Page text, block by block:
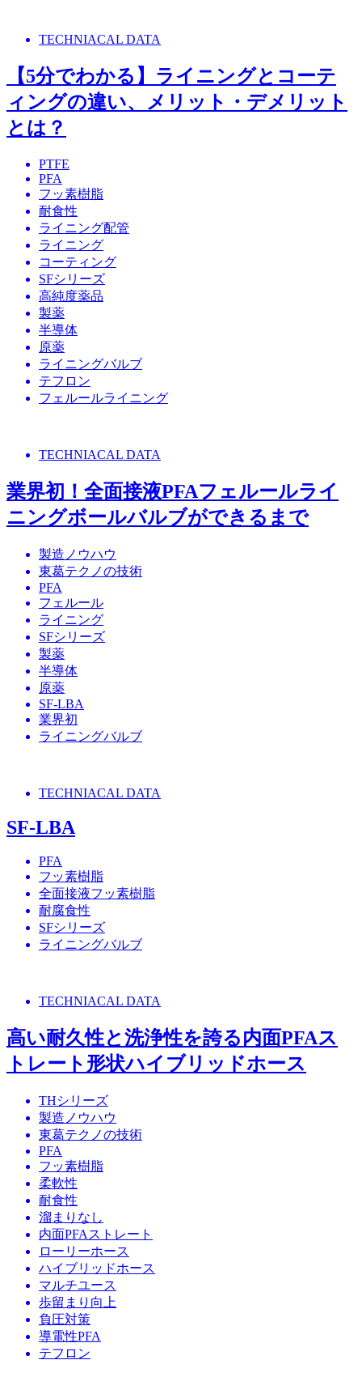
TECHNIACAL DATA
【5分でわかる】ライニングとコーテ
ィングの違い、メリット・デメリット
とは？
PTFE
PFA
フッ素樹脂
耐食性
ライニング配管
ライニング
コーティング
SFシリーズ
高純度薬品
製薬
半導体
原薬
ライニングバルブ
テフロン
フェルールライニング
TECHNIACAL DATA
業界初！全面接液PFAフェルールライ
ニングボールバルブができるまで
製造ノウハウ
東葛テクノの技術
PFA
フェルール
ライニング
SFシリーズ
製薬
半導体
原薬
SF-LBA
業界初
ライニングバルブ
TECHNIACAL DATA
SF-LBA
PFA
フッ素樹脂
全面接液フッ素樹脂
耐腐食性
SFシリーズ
ライニングバルブ
TECHNIACAL DATA
高い耐久性と洗浄性を誇る内面PFAス
トレート形状ハイブリッドホース
THシリーズ
製造ノウハウ
東葛テクノの技術
PFA
フッ素樹脂
柔軟性
耐食性
溜まりなし
内面PFAストレート
ローリーホース
ハイブリッドホース
マルチユース
歩留まり向上
負圧対策
導電性PFA
テフロン